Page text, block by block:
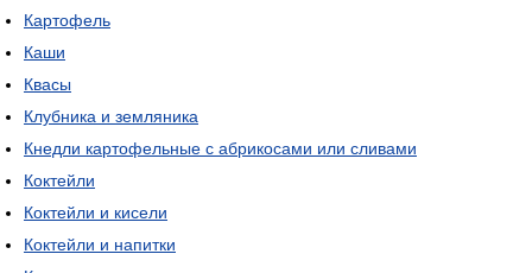
Картофель
Каши
Квасы
Клубника и земляника
Кнедли картофельные с абрикосами или сливами
Коктейли
Коктейли и кисели
Коктейли и напитки